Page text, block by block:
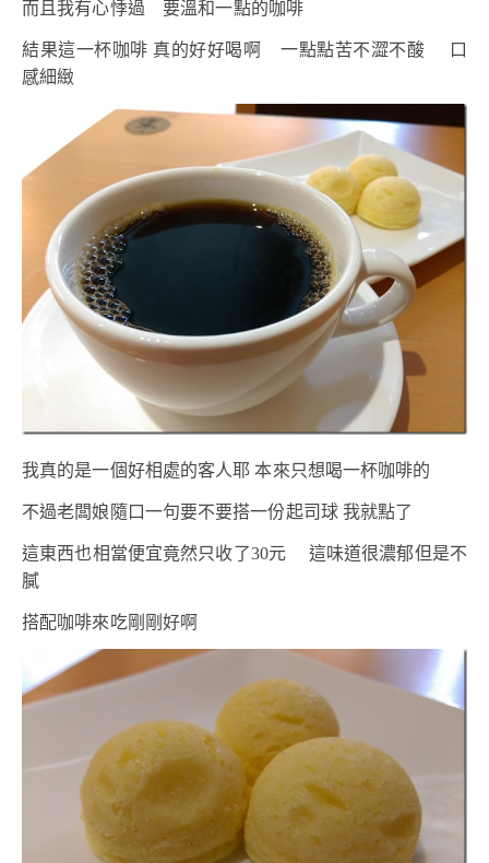
而且我有心悸過 要溫和一點的咖啡
結果這一杯咖啡 真的好好喝啊 一點點苦不澀不酸 口
感細緻
我真的是一個好相處的客人耶 本來只想喝一杯咖啡的
不過老闆娘隨口一句要不要搭一份起司球 我就點了
這東西也相當便宜竟然只收了30元 這味道很濃郁但是不
膩
搭配咖啡來吃剛剛好啊